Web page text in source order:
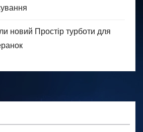
новий Простір турботи для